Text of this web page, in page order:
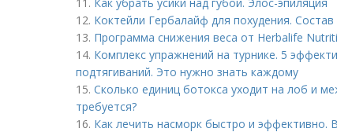
12. Коктейли Гербалайф для похудения.
13. Программа снижения веса от Herbalife
14. Комплекс упражнений на турнике. 5
подтягиваний. Это нужно знать каждому
15. Сколько единиц ботокса уходит на лоб и
требуется?
16. Как лечить насморк быстро и эффективно.